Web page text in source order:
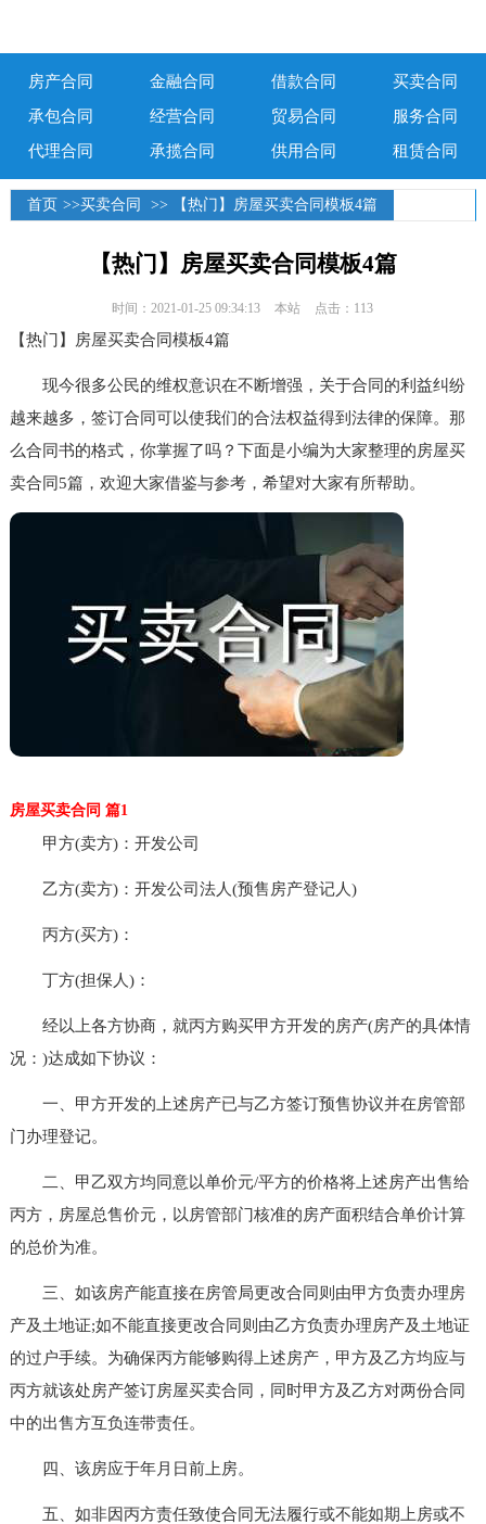
房产合同 金融合同 借款合同
买卖合同
承包合同
经营合同 贸易合同
服务合同
代理合同
承揽合同 供用合同 租赁合同
首页 >>买卖合同 >> 【热门】房屋买卖合同模板4篇
【热门】房屋买卖合同模板4篇
时间：2021-01-25 09:34:13 本站 点击：113
【热门】房屋买卖合同模板4篇
现今很多公民的维权意识在不断增强，关于合同的利益纠纷
越来越多，签订合同可以使我们的合法权益得到法律的保障。那
么合同书的格式，你掌握了吗？下面是小编为大家整理的房屋买
卖合同5篇，欢迎大家借鉴与参考，希望对大家有所帮助。
房屋买卖合同 篇1
甲方(卖方)：开发公司
乙方(卖方)：开发公司法人(预售房产登记人)
丙方(买方)：
丁方(担保人)：
经以上各方协商，就丙方购买甲方开发的房产(房产的具体情
况：)达成如下协议：
一、甲方开发的上述房产已与乙方签订预售协议并在房管部
门办理登记。
二、甲乙双方均同意以单价元/平方的价格将上述房产出售给
丙方，房屋总售价元，以房管部门核准的房产面积结合单价计算
的总价为准。
三、如该房产能直接在房管局更改合同则由甲方负责办理房
产及土地证;如不能直接更改合同则由乙方负责办理房产及土地证
的过户手续。为确保丙方能够购得上述房产，甲方及乙方均应与
丙方就该处房产签订房屋买卖合同，同时甲方及乙方对两份合同
中的出售方互负连带责任。
四、该房应于年月日前上房。
五、如非因丙方责任致使合同无法履行或不能如期上房或不